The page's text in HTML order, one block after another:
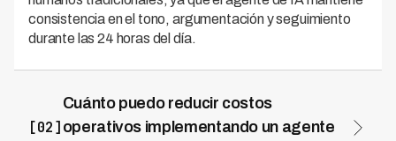
consistencia en el tono, argumentación y seguimiento
durante las 24 horas del día.
[02]
Cuánto puedo reducir costos
operativos implementando un agente